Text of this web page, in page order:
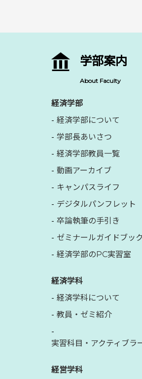
学部案内
About Faculty
経済学部
経済学部について
学部長あいさつ
経済学部教員一覧
動画アーカイブ
キャンパスライフ
デジタルパンフレット
卒論執筆の手引き
ゼミナールガイドブック
経済学部のPC実習室
経済学科
経済学科について
教員・ゼミ紹介
実習科目・アクティブラ
経営学科